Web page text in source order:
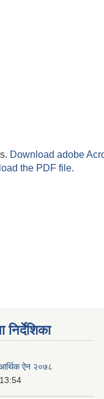
Download adobe
the PDF file.
ऐन २०७८